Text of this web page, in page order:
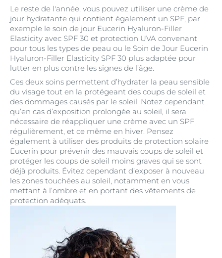
Le reste de l'année, vous pouvez utiliser une crème de
jour hydratante qui contient également un SPF, par
exemple le soin de jour Eucerin Hyaluron-Filler
Elasticity avec SPF 30 et protection UVA convenant
pour tous les types de peau ou le Soin de Jour Eucerin
Hyaluron-Filler Elasticity SPF 30 plus adaptée pour
lutter en plus contre les signes de l’âge.
Ces deux soins permettent d’hydrater la peau sensible
du visage tout en la protégeant des coups de soleil et
des dommages causés par le soleil. Notez cependant
qu’en cas d’exposition prolongée au soleil, il sera
nécessaire de réappliquer une crème avec un SPF
régulièrement, et ce même en hiver. Pensez
également à utiliser des produits de protection solaire
Eucerin pour prévenir des mauvais coups de soleil et
protéger les coups de soleil moins graves qui se sont
déjà produits. Évitez cependant d’exposer à nouveau
les zones touchées au soleil, notamment en vous
mettant à l’ombre et en portant des vêtements de
protection adéquats.